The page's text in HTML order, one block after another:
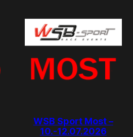
WSB Sport Most –
10.-12.07.2026